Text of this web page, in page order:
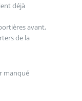
déjà
avant,
de la
manqué